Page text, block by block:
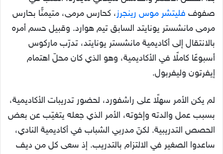
صفوف فليتشر موس رينجرز، كحارس مرمى، متيمنًّا بحارس
مرمى مانشستر يونايتد السابق تيم هوارد. وقبيل حسم أمره
بالانتقال إلى أكاديمية مانشستر يونايتد، تدرّب ماركوس
أسبوعًا كاملًا في الأكاديمية، وهو الذي كان محلّ اهتمام
إيفرتون وليفربول.
لم يكن الأمر سهلًا على راشفورد، لحضور تدريبات الأكاديمية،
بسبب عمل والدته وإخوته، الأمر الذي جعله يتغيّب عن بعض
الحصص التدريبية. لكنّ مدربي الشباب في أكاديمية النادي،
ساعدوا الصغير في الالتزام بالتدريب. إذ سعى كل من ديف